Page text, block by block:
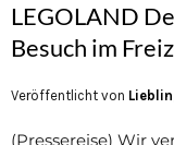
LEGOLAND
Besuch im
Veröffentlicht von
(Pressereise) Wir